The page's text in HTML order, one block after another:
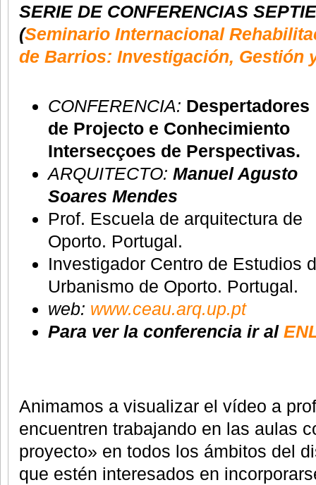
SERIE DE CONFERENCIAS
(Seminario Internacional
de Barrios: Investigación, Gestión
CONFERENCIA: Despertadores
de Projecto e Conhecimiento
Intersecçoes de Perspectivas.
ARQUITECTO: Manuel Agusto
Soares Mendes
Prof. Escuela de arquitectura de
Oporto. Portugal.
Investigador Centro de Estudios
Urbanismo de Oporto. Portugal.
web: www.ceau.arq.up.pt
Para ver la conferencia ir al
Animamos a visualizar el vídeo a
encuentren trabajando en las aulas
proyecto» en todos los ámbitos del
que estén interesados en